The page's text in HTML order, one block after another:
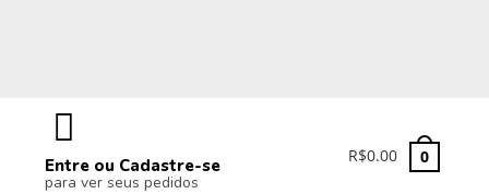
Entre ou Cadastre-se
para ver seus pedidos
R$0.00 0